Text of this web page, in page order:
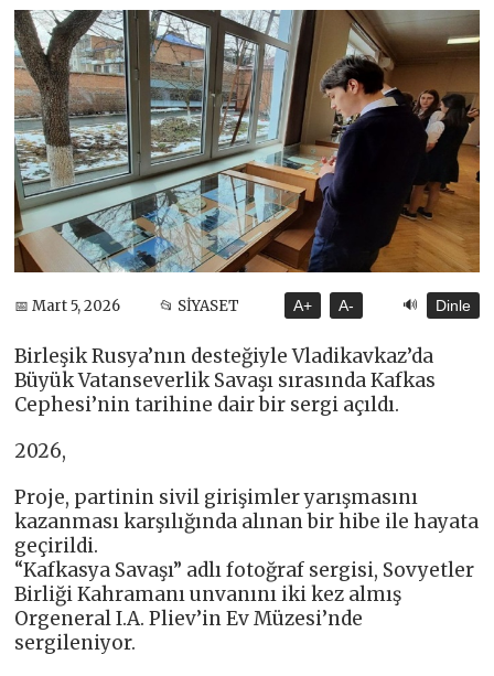
📅 Mart 5, 2026 📂 SİYASET A+ A- 🔊 Dinle
Birleşik Rusya’nın desteğiyle Vladikavkaz’da
Büyük Vatanseverlik Savaşı sırasında Kafkas
Cephesi’nin tarihine dair bir sergi açıldı.
2026,
Proje, partinin sivil girişimler yarışmasını
kazanması karşılığında alınan bir hibe ile hayata
geçirildi.
“Kafkasya Savaşı” adlı fotoğraf sergisi, Sovyetler
Birliği Kahramanı unvanını iki kez almış
Orgeneral I.A. Pliev’in Ev Müzesi’nde
sergileniyor.